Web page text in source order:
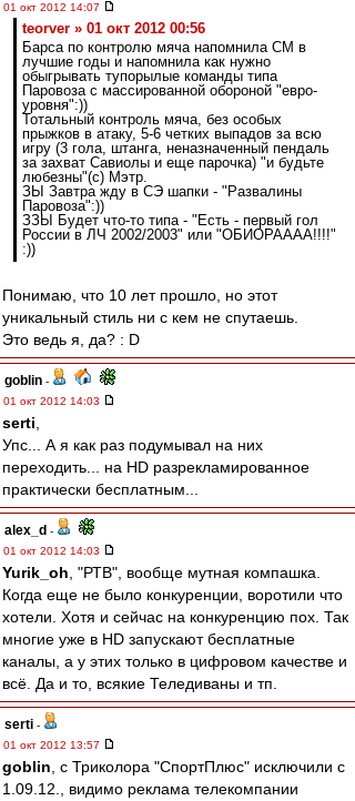
01 окт 2012 14:07
teorver » 01 окт 2012 00:56
Барса по контролю мяча напомнила СМ в
лучшие годы и напомнила как нужно
обыгрывать тупорылые команды типа
Паровоза с массированной обороной "евро-
уровня":))
Тотальный контроль мяча, без особых
прыжков в атаку, 5-6 четких выпадов за всю
игру (3 гола, штанга, неназначенный пендаль
за захват Савиолы и еще парочка) "и будьте
любезны"(с) Мэтр.
ЗЫ Завтра жду в СЭ шапки - "Развалины
Паровоза":))
ЗЗЫ Будет что-то типа - "Есть - первый гол
России в ЛЧ 2002/2003" или "ОБИОРАААА!!!!"
:))
Понимаю, что 10 лет прошло, но этот
уникальный стиль ни с кем не спутаешь.
Это ведь я, да? : D
goblin -
01 окт 2012 14:03
serti
Упс... А я как раз подумывал на них
переходить... на HD разрекламированное
практически бесплатным...
alex_d -
01 окт 2012 14:03
Yurik_oh , "РТВ", вообще мутная компашка.
Когда еще не было конкуренции, воротили что
хотели. Хотя и сейчас на конкуренцию пох. Так
многие уже в HD запускают бесплатные
каналы, а у этих только в цифровом качестве и
всё. Да и то, всякие Теледиваны и тп.
serti -
01 окт 2012 13:57
goblin , с Триколора "СпортПлюс" исключили с
1.09.12., видимо реклама телекомпании